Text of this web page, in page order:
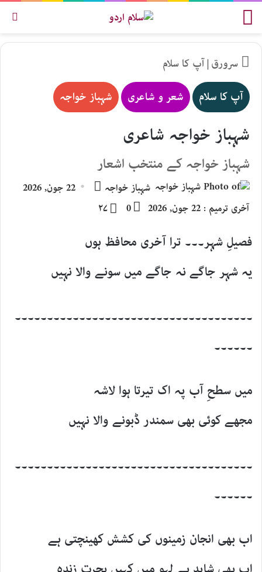
سرورق|آپ کا سلام
آپ کا سلام شعر و شاعری شہباز خواجہ
شہباز خواجہ شاعری
شہباز خواجہ کے منتخب اشعار
شہباز خواجہ
Send22 جون, 2026
آخری ترمیم : 22 جون, 2026
0 ۲۷
فصیلِ شہر۔۔۔ ترا آخری محافظ ہوں
یہ شہر جاگے نہ جاگے میں سونے والا نہیں
۔۔۔۔۔۔۔۔۔۔۔۔۔۔۔۔۔۔۔۔۔۔۔۔۔۔۔۔۔۔۔۔۔۔۔۔۔
۔۔۔۔۔۔
میں سطحِ آب پہ اک تیرتا ہوا لاشہ
مجھے کوئی بھی سمندر ڈبونے والا نہیں
۔۔۔۔۔۔۔۔۔۔۔۔۔۔۔۔۔۔۔۔۔۔۔۔۔۔۔۔۔۔۔۔۔۔۔۔۔
۔۔۔۔۔۔
اب بھی انجان زمینوں کی کشش کھینچتی ہے